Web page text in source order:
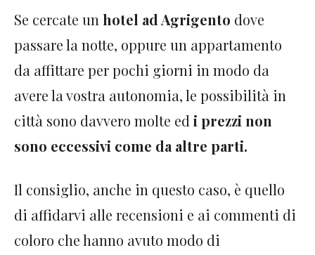
Se cercate un hotel ad Agrigento dove
passare la notte, oppure un appartamento
da affittare per pochi giorni in modo da
avere la vostra autonomia, le possibilità in
città sono davvero molte ed i prezzi non
sono eccessivi come da altre parti.
Il consiglio, anche in questo caso, è quello
di affidarvi alle recensioni e ai commenti di
coloro che hanno avuto modo di